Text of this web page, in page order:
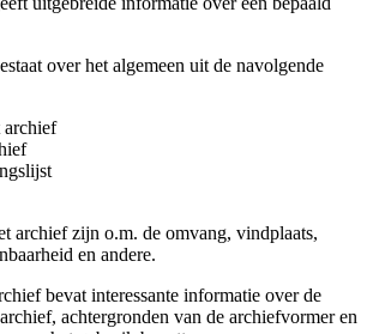
over het algemeen uit de navolgende
archief
archief zijn o.m. de omvang, vindplaats,
en andere.
bevat interessante informatie over de
achtergronden van de archiefvormer en